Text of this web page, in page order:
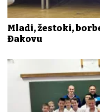
Mladi, žestoki,
Đakovu